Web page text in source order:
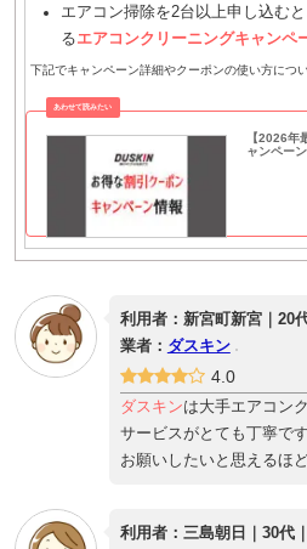
エアコン掃除を2台以上申し込む
るエアコンクリーニングキャンペ
下記でキャンペーン詳細やクーポンの使い方につ
【2026年
ャンペー
利用者：新宮町新宮｜20
業者： ダスキン
4.0
ダスキンは大手エアコン
サービスがとても丁寧で
お願いしたいと思えるほ
利用者：三島朝日｜30代